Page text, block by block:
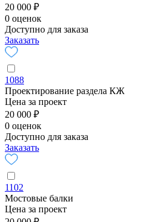
20 000 ₽
0 оценок
Доступно для заказа
Заказать
1088
Проектирование раздела КЖ
Цена за проект
20 000 ₽
0 оценок
Доступно для заказа
Заказать
1102
Мостовые балки
Цена за проект